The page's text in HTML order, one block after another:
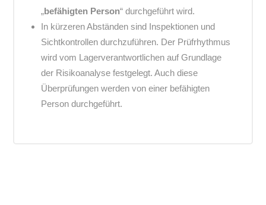
„befähigten Person“ durchgeführt wird.
In kürzeren Abständen sind Inspektionen und
Sichtkontrollen durchzuführen. Der Prüfrhythmus
wird vom Lagerverantwortlichen auf Grundlage
der Risikoanalyse festgelegt. Auch diese
Überprüfungen werden von einer befähigten
Person durchgeführt.